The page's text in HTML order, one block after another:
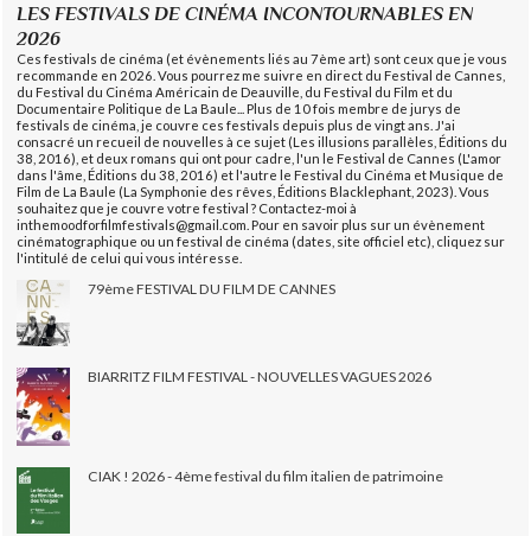
LES FESTIVALS DE CINÉMA INCONTOURNABLES EN
2026
Ces festivals de cinéma (et évènements liés au 7ème art) sont ceux que je vous
recommande en 2026. Vous pourrez me suivre en direct du Festival de Cannes,
du Festival du Cinéma Américain de Deauville, du Festival du Film et du
Documentaire Politique de La Baule... Plus de 10 fois membre de jurys de
festivals de cinéma, je couvre ces festivals depuis plus de vingt ans. J'ai
consacré un recueil de nouvelles à ce sujet (Les illusions parallèles, Éditions du
38, 2016), et deux romans qui ont pour cadre, l'un le Festival de Cannes (L'amor
dans l'âme, Éditions du 38, 2016) et l'autre le Festival du Cinéma et Musique de
Film de La Baule (La Symphonie des rêves, Éditions Blacklephant, 2023). Vous
souhaitez que je couvre votre festival ? Contactez-moi à
inthemoodforfilmfestivals@gmail.com. Pour en savoir plus sur un évènement
cinématographique ou un festival de cinéma (dates, site officiel etc), cliquez sur
l'intitulé de celui qui vous intéresse.
79ème FESTIVAL DU FILM DE CANNES
BIARRITZ FILM FESTIVAL - NOUVELLES VAGUES 2026
CIAK ! 2026 - 4ème festival du film italien de patrimoine